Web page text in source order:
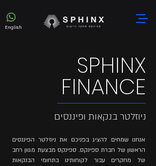
English
SPHINX
FINANCE
ניוזלטר בנקאות ופיננסים
אנחנו שמחים להציג בפניכם את ניוזלטר הפיננסים
הראשון של חברת ספינקס. ספינקס מבצעת מגוון רחב
של מחקרים עבור לקוחותינו בתחומי הבנקאות